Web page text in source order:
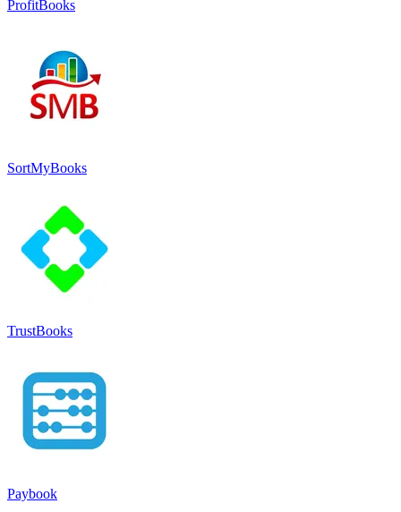
ProfitBooks
SortMyBooks
TrustBooks
Paybook